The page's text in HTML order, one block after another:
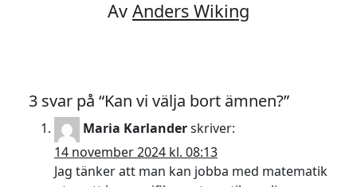
Av Anders Wiking
3 svar på “Kan vi välja bort ämnen?”
Maria Karlanderskriver:
14 november 2024 kl. 08:13
Jag tänker att man kan jobba med matematik